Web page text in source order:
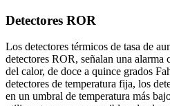
Detectores ROR
Los detectores térmicos de tasa de
detectores ROR, señalan una
del calor, de doce a quince grados
detectores de temperatura fija, los
en un umbral de temperatura más